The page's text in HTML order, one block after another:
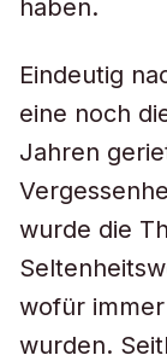
haben.
Eindeutig
eine noch
Jahren
wurde die
wofür
wurden.